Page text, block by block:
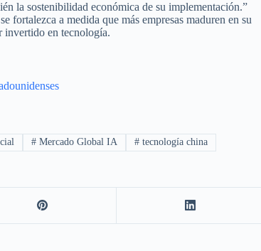
la sostenibilidad económica de su implementación.”
fortalezca a medida que más empresas maduren en su
invertido en tecnología.
# Mercado Global IA #tecnología china